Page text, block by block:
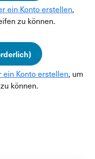
ein Konto erstellen,
zu können.
Konto erstellen, um
können.